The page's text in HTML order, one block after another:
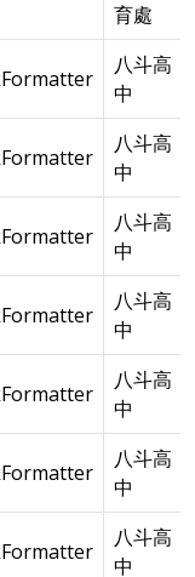
育處
八斗高
中
八斗高
中
八斗高
中
八斗高
中
八斗高
中
八斗高
中
八斗高
中